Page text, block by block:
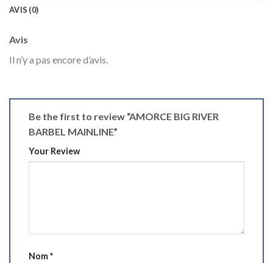
AVIS (0)
Avis
Il n’y a pas encore d’avis.
Be the first to review “AMORCE BIG RIVER
BARBEL MAINLINE”
Your Review
Nom*